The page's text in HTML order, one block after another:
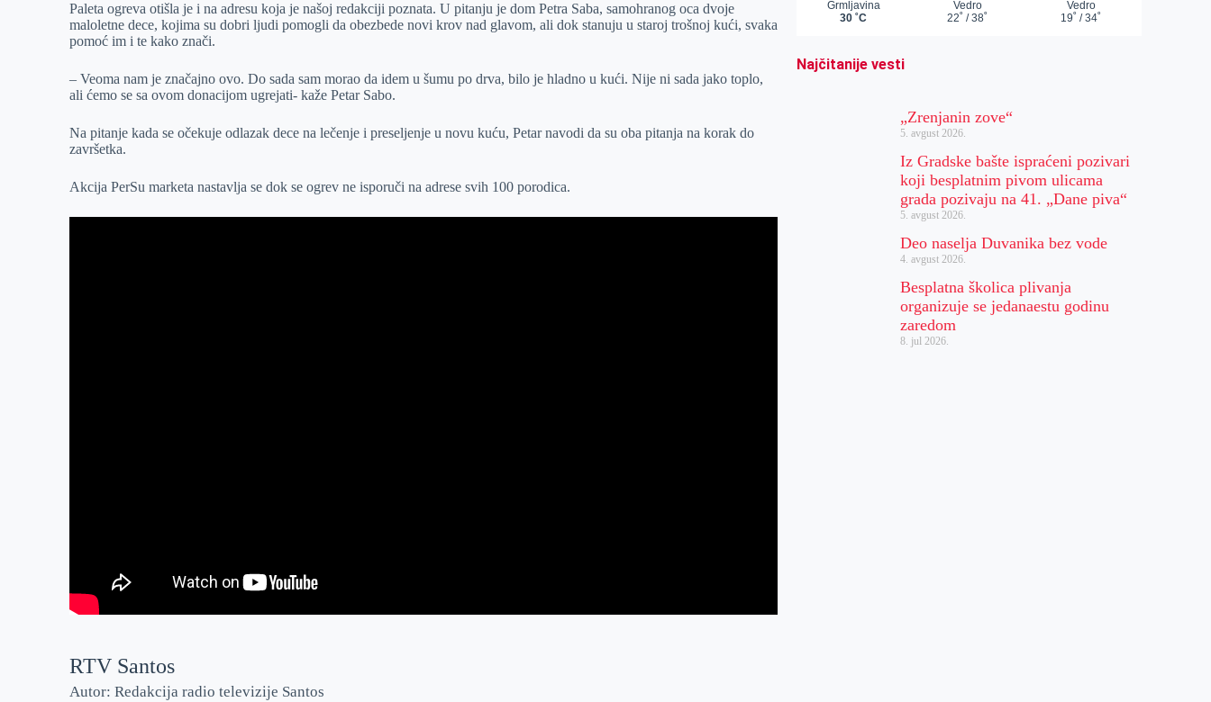
Paleta ogreva otišla je i na adresu koja je našoj redakciji poznata. U pitanju je dom Petra Saba, samohranog oca dvoje
maloletne dece, kojima su dobri ljudi pomogli da obezbede novi krov nad glavom, ali dok stanuju u staroj trošnoj kući, svaka
pomoć im i te kako znači.
– Veoma nam je značajno ovo. Do sada sam morao da idem u šumu po drva, bilo je hladno u kući. Nije ni sada jako toplo,
ali ćemo se sa ovom donacijom ugrejati- kaže Petar Sabo.
Na pitanje kada se očekuje odlazak dece na lečenje i preseljenje u novu kuću, Petar navodi da su oba pitanja na korak do
završetka.
Akcija PerSu marketa nastavlja se dok se ogrev ne isporuči na adrese svih 100 porodica.
RTV Santos
Autor: Redakcija radio televizije Santos
Najčitanije vesti
„Zrenjanin zove“
5. avgust 2026.
Iz Gradske bašte ispraćeni pozivari
koji besplatnim pivom ulicama
grada pozivaju na 41. „Dane piva“
5. avgust 2026.
Deo naselja Duvanika bez vode
4. avgust 2026.
Besplatna školica plivanja
organizuje se jedanaestu godinu
zaredom
8. jul 2026.